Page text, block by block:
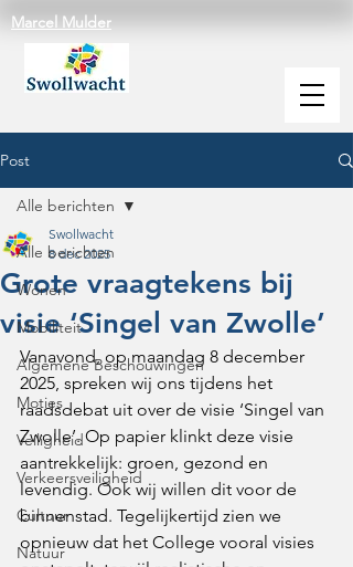
Marcel Mulder
Post
Alle berichten
Wonen
Mobiliteit
Algemene Beschouwingen
Moties
Veiligheid
Verkeersveiligheid
Cultuur
Natuur
Alle berichten
Grote vraagtekens bij
visie ‘Singel van Zwolle’
Swollwacht
8 dec 2025
Vanavond, op maandag 8 december
2025, spreken wij ons tijdens het
raadsdebat uit over de visie ‘Singel van
Zwolle’. Op papier klinkt deze visie
aantrekkelijk: groen, gezond en
levendig. Ook wij willen dit voor de
binnenstad. Tegelijkertijd zien we
opnieuw dat het College vooral visies